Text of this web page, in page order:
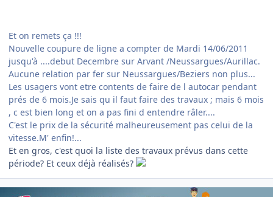
Et on remets ça !!!
Nouvelle coupure de ligne a compter de Mardi 14/06/2011
jusqu'à ....debut Decembre sur Arvant /Neussargues/Aurillac.
Aucune relation par fer sur Neussargues/Beziers non plus...
Les usagers vont etre contents de faire de l autocar pendant
prés de 6 mois.Je sais qu il faut faire des travaux ; mais 6 mois
, c est bien long et on a pas fini d entendre râler....
C'est le prix de la sécurité malheureusement pas celui de la
vitesse.M' enfin!...
Et en gros, c'est quoi la liste des travaux prévus dans cette
période? Et ceux déjà réalisés?